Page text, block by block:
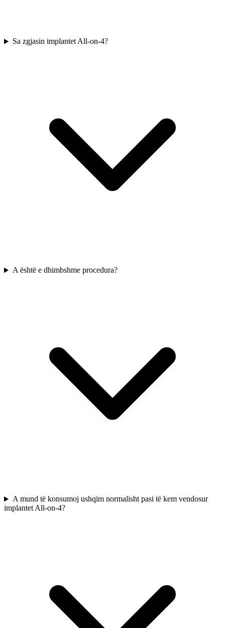
Sa zgjasin implantet All-on-4?
A është e dhimbshme procedura?
A mund të konsumoj ushqim normalisht pasi të kem vendosur
implantet All-on-4?